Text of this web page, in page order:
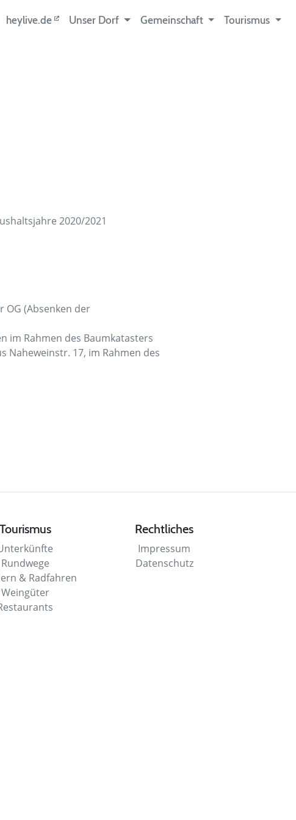
heylive.de Unser Dorf Gemeinschaft Tourismus
2020/2021
OG (Absenken der
im Rahmen des Baumkatasters
Naheweinstr. 17, im Rahmen des
Tourismus
Rundwege
& Radfahren
Weingüter
Rechtliches
Impressum
Datenschutz